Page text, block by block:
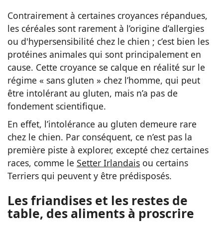
Contrairement à certaines croyances répandues,
les céréales sont rarement à l’origine d’allergies
ou d'hypersensibilité chez le chien ; c’est bien les
protéines animales qui sont principalement en
cause. Cette croyance se calque en réalité sur le
régime « sans gluten » chez l’homme, qui peut
être intolérant au gluten, mais n’a pas de
fondement scientifique.
En effet, l’intolérance au gluten demeure rare
chez le chien. Par conséquent, ce n’est pas la
première piste à explorer, excepté chez certaines
races, comme le Setter Irlandais ou certains
Terriers qui peuvent y être prédisposés.
Les friandises et les restes de
table, des aliments à proscrire